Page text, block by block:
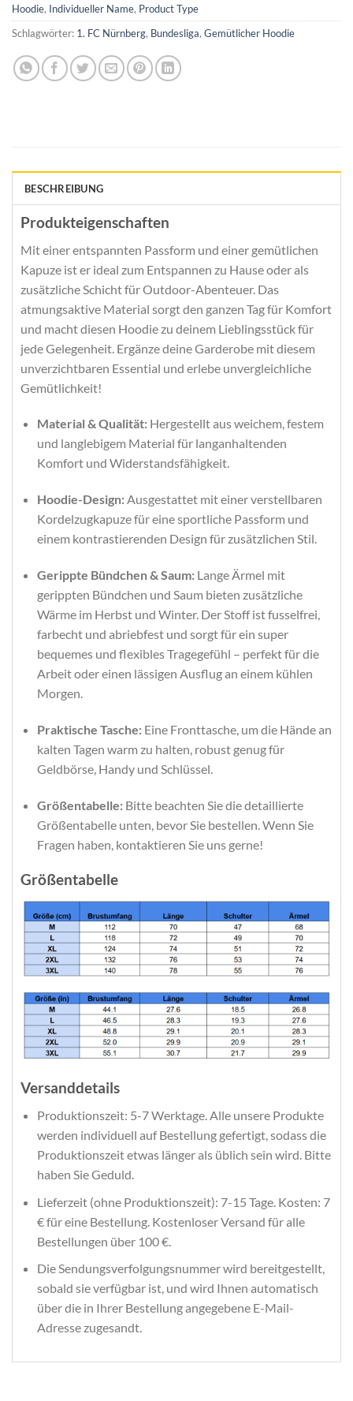
Hoodie, Individueller Name, Product Type
Schlagwörter: 1. FC Nürnberg, Bundesliga, Gemütlicher Hoodie
BESCHREIBUNG
Produkteigenschaften
Mit einer entspannten Passform und einer gemütlichen
Kapuze ist er ideal zum Entspannen zu Hause oder als
zusätzliche Schicht für Outdoor-Abenteuer. Das
atmungsaktive Material sorgt den ganzen Tag für Komfort
und macht diesen Hoodie zu deinem Lieblingsstück für
jede Gelegenheit. Ergänze deine Garderobe mit diesem
unverzichtbaren Essential und erlebe unvergleichliche
Gemütlichkeit!
Material & Qualität:Hergestellt aus weichem, festem
und langlebigem Material für langanhaltenden
Komfort und Widerstandsfähigkeit.
Hoodie-Design:Ausgestattet mit einer verstellbaren
Kordelzugkapuze für eine sportliche Passform und
einem kontrastierenden Design für zusätzlichen Stil.
Gerippte Bündchen & Saum:Lange Ärmel mit
gerippten Bündchen und Saum bieten zusätzliche
Wärme im Herbst und Winter. Der Stoff ist fusselfrei,
farbecht und abriebfest und sorgt für ein super
bequemes und flexibles Tragegefühl – perfekt für die
Arbeit oder einen lässigen Ausflug an einem kühlen
Morgen.
Praktische Tasche:Eine Fronttasche, um die Hände an
kalten Tagen warm zu halten, robust genug für
Geldbörse, Handy und Schlüssel.
Größentabelle:Bitte beachten Sie die detaillierte
Größentabelle unten, bevor Sie bestellen. Wenn Sie
Fragen haben, kontaktieren Sie uns gerne!
Größentabelle
Versanddetails
Produktionszeit: 5-7 Werktage. Alle unsere Produkte
werden individuell auf Bestellung gefertigt, sodass die
Produktionszeit etwas länger als üblich sein wird. Bitte
haben Sie Geduld.
Lieferzeit (ohne Produktionszeit): 7-15 Tage. Kosten: 7
€ für eine Bestellung. Kostenloser Versand für alle
Bestellungen über 100 €.
Die Sendungsverfolgungsnummer wird bereitgestellt,
sobald sie verfügbar ist, und wird Ihnen automatisch
über die in Ihrer Bestellung angegebene E-Mail-
Adresse zugesandt.